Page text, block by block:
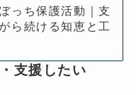
っち保護活動｜支
ら続ける知恵と工
支援したい